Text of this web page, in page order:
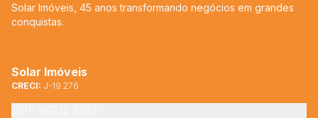
Solar Imóveis, 45 anos transformando negócios em grandes
conquistas.
Solar Imóveis
CRECI: J-19.276